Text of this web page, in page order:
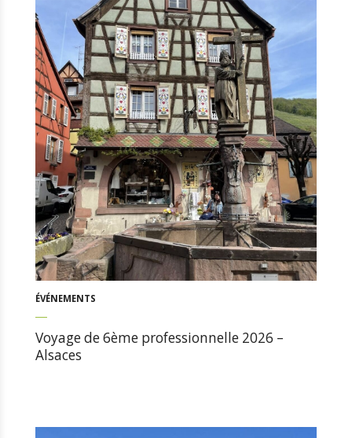
ÉVÉNEMENTS
Voyage de 6ème professionnelle 2026 –
Alsaces